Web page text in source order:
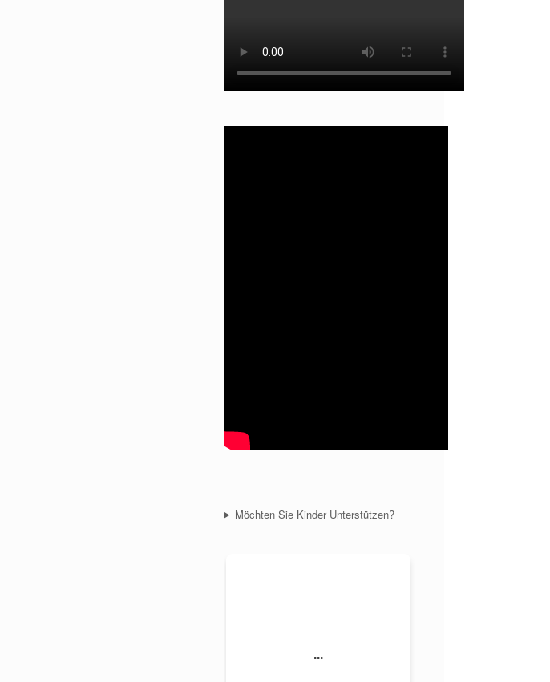
Möchten Sie Kinder Unterstützen?